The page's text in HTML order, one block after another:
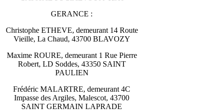
GERANCE :
Christophe ETHEVE, demeurant 14 Route
Vieille, La Chaud, 43700 BLAVOZY
Maxime ROURE, demeurant 1 Rue Pierre
Robert, LD Soddes, 43350 SAINT
PAULIEN
Frédéric MALARTRE, demeurant 4C
Impasse des Argiles, Malescot, 43700
SAINT GERMAIN LAPRADE